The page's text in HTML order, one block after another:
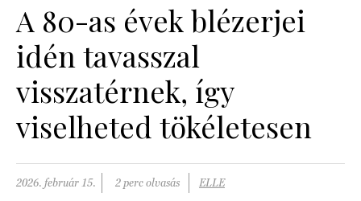
SZÉPSÉG
PÁRKAPCSOLAT
A 80-as évek blézerjei
idén tavasszal
visszatérnek, így
viselheted tökéletesen
2026. február 15. 2 perc olvasás ELLE